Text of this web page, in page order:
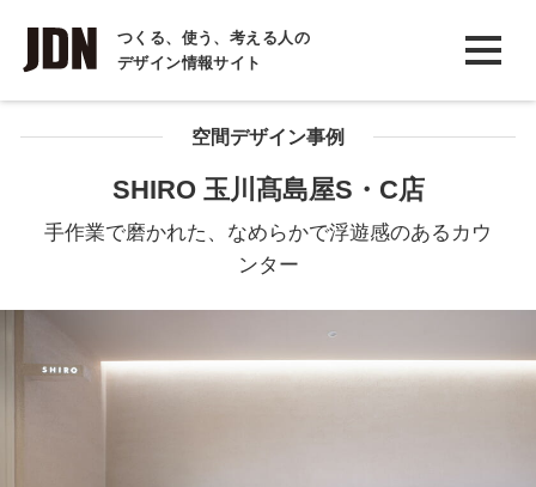
つくる、使う、考える人の
デザイン情報サイト
INTERVIEW
インタビュー
REPORT
COLUMN
空間デザイン事例
SHIRO 玉川髙島屋S・C店
手作業で磨かれた、なめらかで浮遊感のあるカウ
ンター